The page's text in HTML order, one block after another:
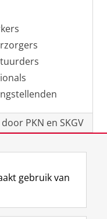
PKN en SKGV
L
R I
Y
gebruik van